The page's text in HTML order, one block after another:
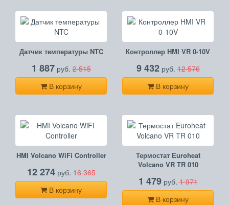
Датчик температуры NTC
1 887руб.2 515
В корзину
Контроллер HMI VR 0-10V
9 432руб.12 576
В корзину
HMI Volcano WiFi Controller
12 274руб.16 365
В корзину
Термостат Euroheat
Volcano VR TR 010
1 479руб.1 971
В корзину